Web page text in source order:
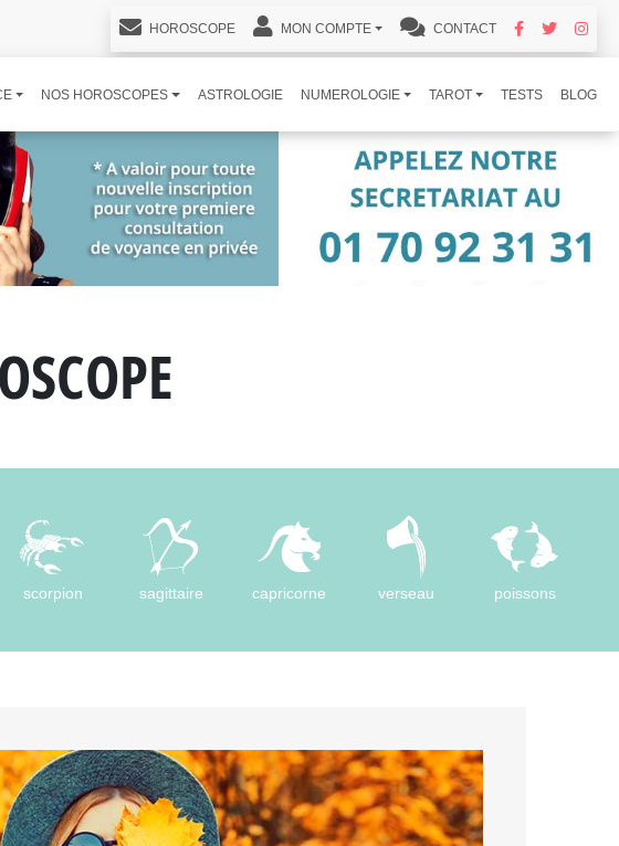
HOROSCOPE MON COMPTE CONTACT
NOS HOROSCOPES ASTROLOGIE NUMEROLOGIE TAROT TESTS BLOG
scorpion sagittaire capricorne verseau poissons